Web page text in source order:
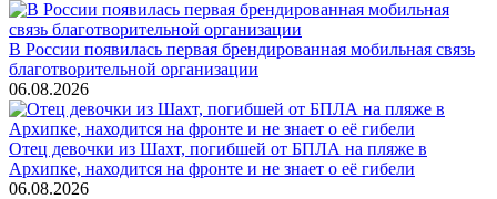
В России появилась первая брендированная мобильная связь
благотворительной организации
06.08.2026
Отец девочки из Шахт, погибшей от БПЛА на пляже в
Архипке, находится на фронте и не знает о её гибели
06.08.2026